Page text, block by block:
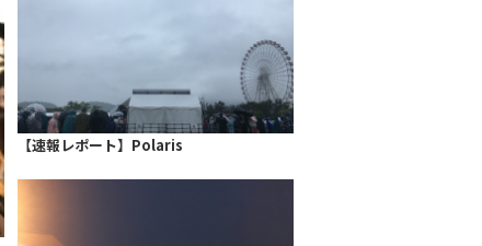
【速報レポート】Polaris